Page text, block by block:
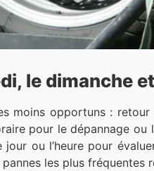
le dimanche
moins opportuns :
pour le dépannage
ou l’heure pour
les plus fréquentes